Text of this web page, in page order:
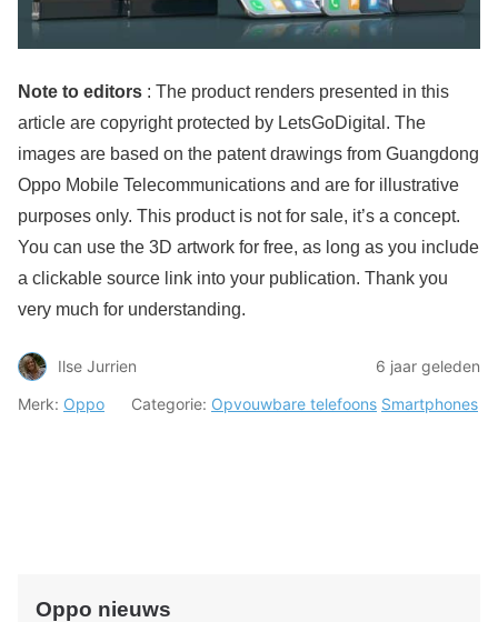
Note to editors : The product renders presented in this
article are copyright protected by LetsGoDigital. The
images are based on the patent drawings from Guangdong
Oppo Mobile Telecommunications and are for illustrative
purposes only. This product is not for sale, it’s a concept.
You can use the 3D artwork for free, as long as you include
a clickable source link into your publication. Thank you
very much for understanding.
Ilse Jurrien
6 jaar geleden
Merk: Oppo Categorie: Opvouwbare telefoons Smartphones
Oppo nieuws